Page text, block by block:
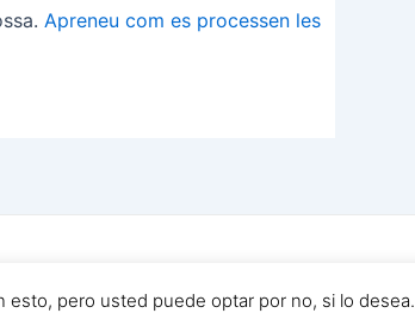
Apreneu com es processen les
esto, pero usted puede optar por no, si lo desea.